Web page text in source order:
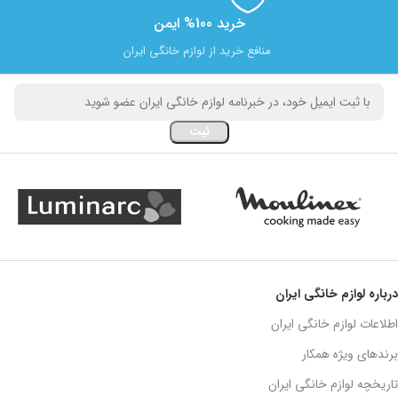
خرید 100% ایمن
منافع خرید از لوازم خانگی ایران
درباره لوازم خانگی ایران
اطلاعات لوازم خانگی ایران
برندهای ویژه همکار
تاریخچه لوازم خانگی ایران